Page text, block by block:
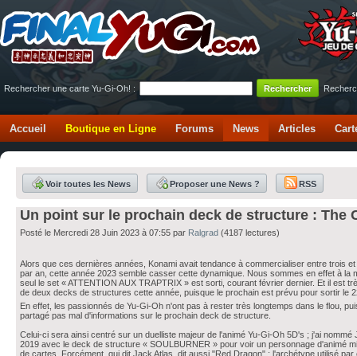
Rechercher une carte Yu-Gi-Oh! :
Accueil Boutique en Ligne Forums News Articles
Voir toutes les News Proposer une News ? RSS
Un point sur le prochain deck de structure : The
Posté le Mercredi 28 Juin 2023 à 07:55 par Ralgrad (4187 lectures)
Alors que ces dernières années, Konami avait tendance à commercialiser entre trois
par an, cette année 2023 semble casser cette dynamique. Nous sommes en effet à la
seul le set « ATTENTION AUX TRAPTRIX » est sorti, courant février dernier. Et il est
de deux decks de structures cette année, puisque le prochain est prévu pour sortir le
En effet, les passionnés de Yu-Gi-Oh n'ont pas à rester très longtemps dans le flou,
partagé pas mal d'informations sur le prochain deck de structure.
Celui-ci sera ainsi centré sur un duelliste majeur de l'animé Yu-Gi-Oh 5D's ; j'ai nommé
2019 avec le deck de structure « SOULBURNER » pour voir un personnage d'animé
de cartes. Forcément, qui dit Jack Atlas, dit aussi "Red Dragon" ; l'archétype utilisé